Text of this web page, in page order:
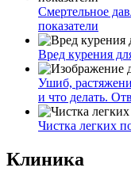
Смертельное
показатели
Вред курения
Ушиб,
и что делать.
Чистка легких
Клиника